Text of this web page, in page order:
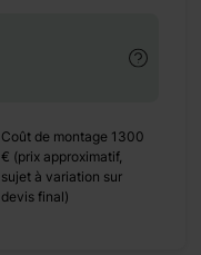
Coût de montage 1300
€ (prix approximatif,
sujet à variation sur
devis final)